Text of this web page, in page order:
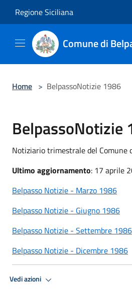
Regione Siciliana
Comune di
Home > BelpassoNotizie 1986
BelpassoNotizie
Notiziario trimestrale del Comune
Ultimo aggiornamento: 17 aprile
Belpasso Notizie - Marzo 1986
Belpasso Notizie - Giugno 1986
Belpasso Notizie - Settembre 1986
Belpasso Notizie - Dicembre 1986
Vedi azioni